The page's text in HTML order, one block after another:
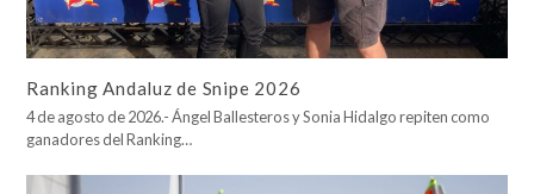
Ranking Andaluz de Snipe 2026
4 de agosto de 2026.- Ángel Ballesteros y Sonia Hidalgo repiten como
ganadores del Ranking…